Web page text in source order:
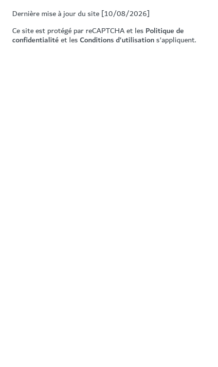
Dernière mise à jour du site [10/08/2026]
Ce site est protégé par reCAPTCHA et lesPolitique de
confidentialitéet lesConditions d'utilisations'appliquent.